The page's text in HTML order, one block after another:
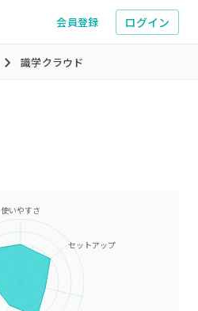
会員登録 ログイン
識学クラウド
使いやすさ
セットアップ